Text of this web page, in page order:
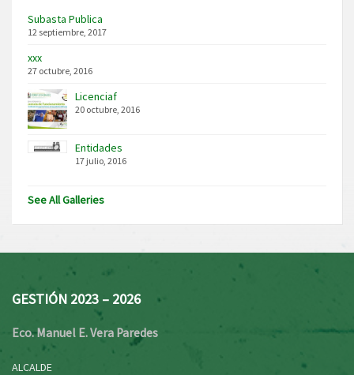
Subasta Publica
12 septiembre, 2017
xxx
27 octubre, 2016
Licenciaf
20 octubre, 2016
Entidades
17 julio, 2016
See All Galleries
GESTIÓN 2023 – 2026
Eco. Manuel E. Vera Paredes
ALCALDE